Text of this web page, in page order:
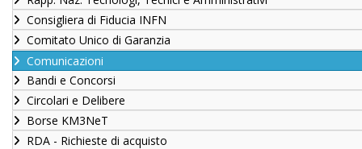
Consigliera di Fiducia INFN
Comitato Unico di Garanzia
Comunicazioni
Bandi e Concorsi
Circolari e Delibere
Borse KM3NeT
RDA - Richieste di acquisto